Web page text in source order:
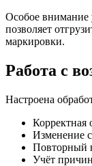
Особое внимание
позволяет
маркировки.
Работа с
Настроена
Корректная
Изменение
Повторный
Учёт